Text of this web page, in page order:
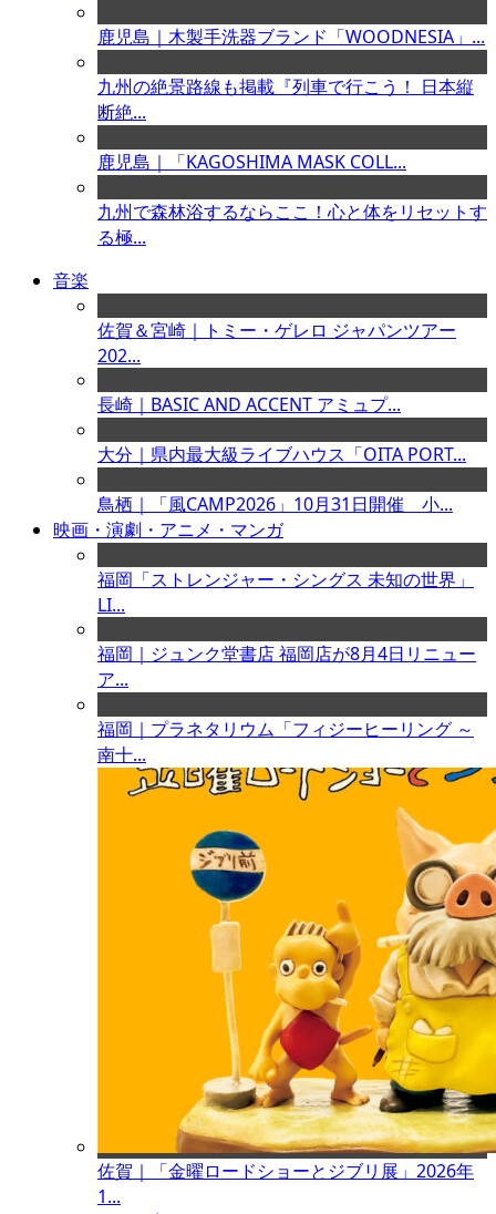
鹿児島｜木製手洗器ブランド「WOODNESIA」...
九州の絶景路線も掲載『列車で行こう！ 日本縦
断絶...
鹿児島｜「KAGOSHIMA MASK COLL...
九州で森林浴するならここ！心と体をリセットす
る極...
音楽
佐賀＆宮崎｜トミー・ゲレロ ジャパンツアー
202...
長崎｜BASIC AND ACCENT アミュプ...
大分｜県内最大級ライブハウス「OITA PORT...
鳥栖｜「風CAMP2026」10月31日開催 小...
映画・演劇・アニメ・マンガ
福岡「ストレンジャー・シングス 未知の世界」
LI...
福岡｜ジュンク堂書店 福岡店が8月4日リニュー
ア...
福岡｜プラネタリウム「フィジーヒーリング ～
南十...
佐賀｜「金曜ロードショーとジブリ展」2026年
1...